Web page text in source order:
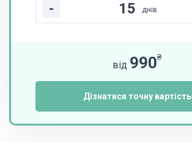
- днів
від 990₴
Дізнатися точну вартість